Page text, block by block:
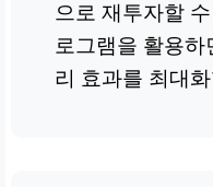
으로 재투자할
로그램을 활용하
리 효과를 최대